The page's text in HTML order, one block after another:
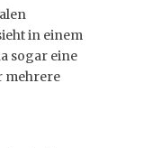
in einem
sogar eine
mehrere